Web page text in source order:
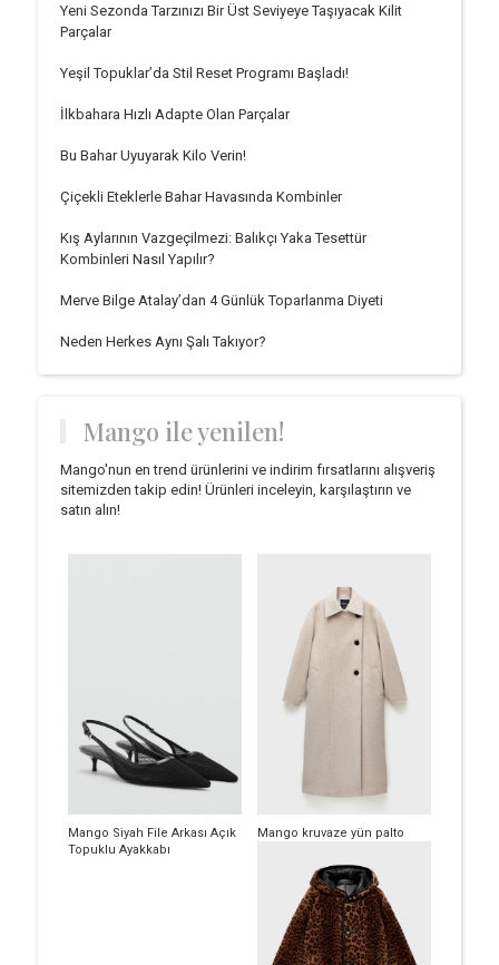
Yeni Sezonda Tarzınızı Bir Üst Seviyeye Taşıyacak Kilit
Parçalar
Yeşil Topuklar’da Stil Reset Programı Başladı!
İlkbahara Hızlı Adapte Olan Parçalar
Bu Bahar Uyuyarak Kilo Verin!
Çiçekli Eteklerle Bahar Havasında Kombinler
Kış Aylarının Vazgeçilmezi: Balıkçı Yaka Tesettür
Kombinleri Nasıl Yapılır?
Merve Bilge Atalay’dan 4 Günlük Toparlanma Diyeti
Neden Herkes Aynı Şalı Takıyor?
Mango ile yenilen!
Mango'nun en trend ürünlerini ve indirim fırsatlarını alışveriş
sitemizden takip edin! Ürünleri inceleyin, karşılaştırın ve
satın alın!
Mango Siyah File Arkası Açık
Topuklu Ayakkabı
Mango kruvaze yün palto